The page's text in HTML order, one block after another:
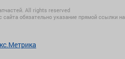
All rights reserved
сайта обязательно указание прямой ссылки на